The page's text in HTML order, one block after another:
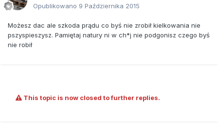
Opublikowano 9 Października 2015
Możesz dac ale szkoda prądu co byś nie zrobił kielkowania nie
pszyspieszysz. Pamiętaj natury ni w ch*j nie podgonisz czego byś
nie robił
This topic is now closed to further replies.